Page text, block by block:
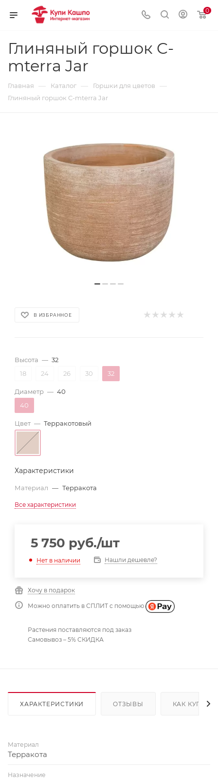
0
Глиняный горшок C-
mterra Jar
Главная — Каталог — Горшки для цветов —
Глиняный горшок C-mterra Jar
В ИЗБРАННОЕ
Высота — 32
18
24 26 30 32
Диаметр — 40
40
Цвет — Терракотовый
Характеристики
Материал — Терракота
Все характеристики
5 750 руб./шт
Нет в наличии Нашли дешевле?
Хочу в подарок
Можно оплатить в СПЛИТ с помощью
Растения поставляются под заказ
Самовывоз – 5% СКИДКА
ХАРАКТЕРИСТИКИ ОТЗЫВЫ КАК КУПИТЬ
Материал
Терракота
Назначение